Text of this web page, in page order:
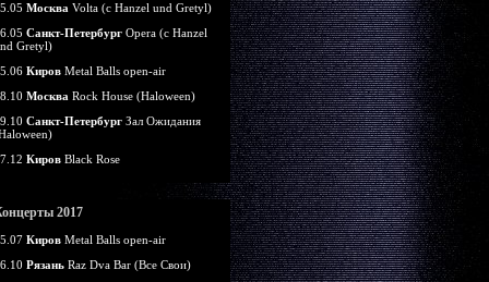
Москва Volta (c Hanzel und Gretyl)
Санкт-Петербург Opera (c Hanzel
Gretyl)
Киров Metal Balls open-air
Москва Rock House (Haloween)
Санкт-Петербург Зал Ожидания
Киров Black Rose
2017
Киров Metal Balls open-air
Рязань Raz Dva Bar (Все Свои)